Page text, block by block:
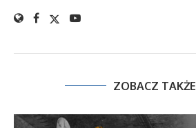
ZOBACZ TAKŻE